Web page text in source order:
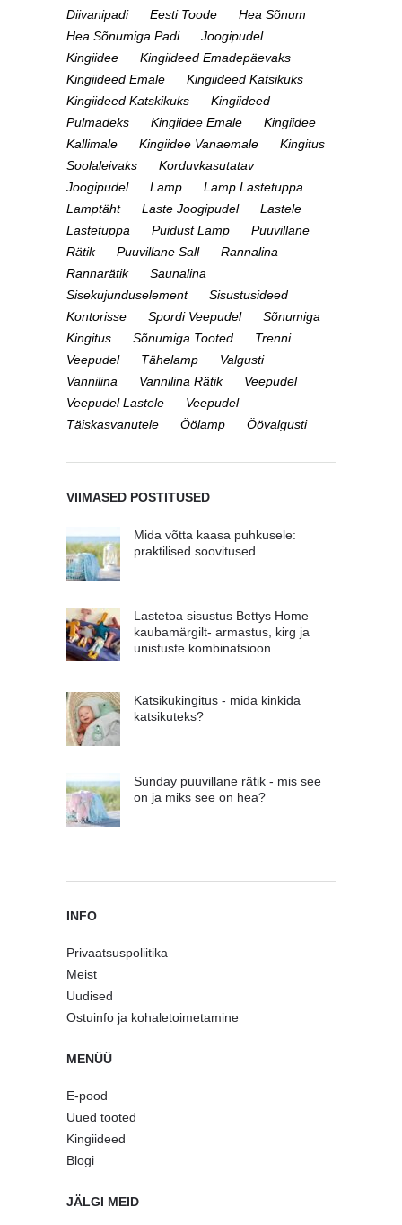
Diivanipadi
Eesti Toode
Hea Sõnum
Hea Sõnumiga Padi
Joogipudel
Kingiidee
Kingiideed Emadepäevaks
Kingiideed Emale
Kingiideed Katsikuks
Kingiideed Katskikuks
Kingiideed
Pulmadeks
Kingiidee Emale
Kingiidee
Kallimale
Kingiidee Vanaemale
Kingitus
Soolaleivaks
Korduvkasutatav
Joogipudel
Lamp
Lamp Lastetuppa
Lamptäht
Laste Joogipudel
Lastele
Lastetuppa
Puidust Lamp
Puuvillane
Rätik
Puuvillane Sall
Rannalina
Rannarätik
Saunalina
Sisekujunduselement
Sisustusideed
Kontorisse
Spordi Veepudel
Sõnumiga
Kingitus
Sõnumiga Tooted
Trenni
Veepudel
Tähelamp
Valgusti
Vannilina
Vannilina Rätik
Veepudel
Veepudel Lastele
Veepudel
Täiskasvanutele
Öölamp Öövalgusti
VIIMASED POSTITUSED
Mida võtta kaasa puhkusele:
praktilised soovitused
Lastetoa sisustus Bettys Home
kaubamärgilt- armastus, kirg ja
unistuste kombinatsioon
Katsikukingitus - mida kinkida
katsikuteks?
Sunday puuvillane rätik - mis see
on ja miks see on hea?
INFO
Privaatsuspoliitika
Meist
Uudised
Ostuinfo ja kohaletoimetamine
MENÜÜ
E-pood
Uued tooted
Kingiideed
Blogi
JÄLGI MEID